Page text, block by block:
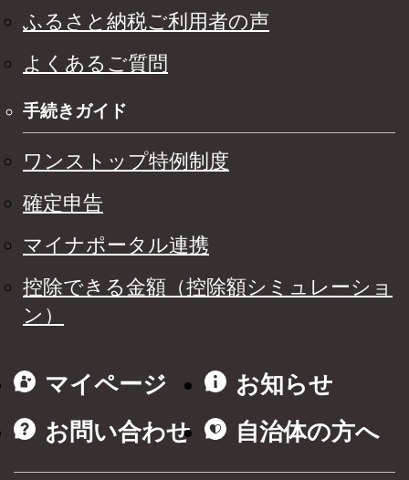
ふるさと納税ご利用者の声
よくあるご質問
手続きガイド
ワンストップ特例制度
確定申告
マイナポータル連携
控除できる金額（控除額シミュレーショ
ン）
マイページ
お知らせ
お問い合わせ
自治体の方へ